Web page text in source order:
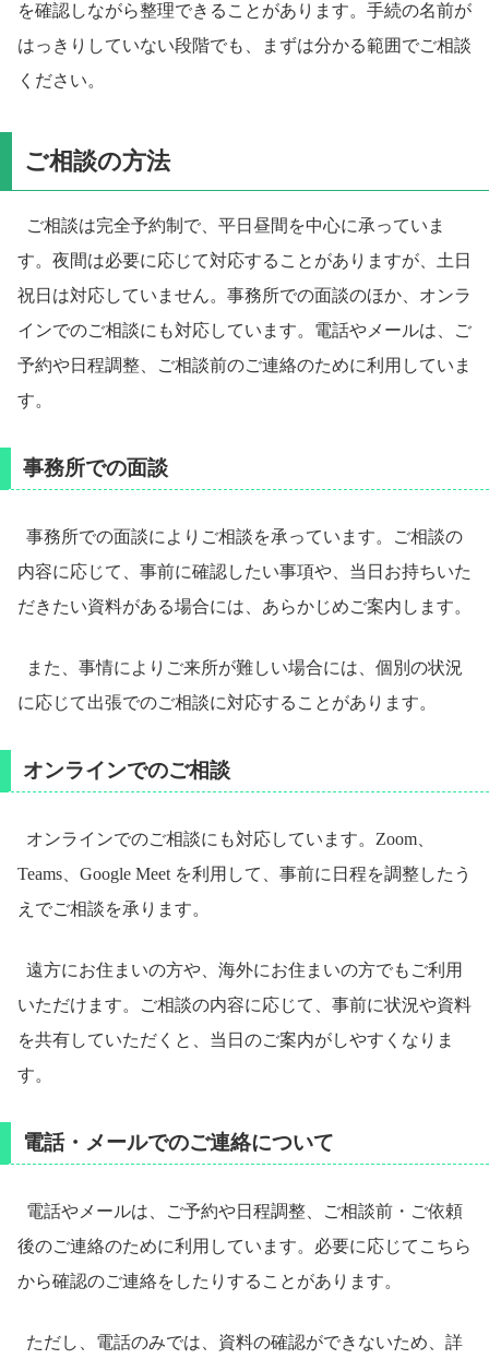
を確認しながら整理できることがあります。手続の名前が
はっきりしていない段階でも、まずは分かる範囲でご相談
ください。
ご相談の方法
ご相談は完全予約制で、平日昼間を中心に承っていま
す。夜間は必要に応じて対応することがありますが、土日
祝日は対応していません。事務所での面談のほか、オンラ
インでのご相談にも対応しています。電話やメールは、ご
予約や日程調整、ご相談前のご連絡のために利用していま
す。
事務所での面談
事務所での面談によりご相談を承っています。ご相談の
内容に応じて、事前に確認したい事項や、当日お持ちいた
だきたい資料がある場合には、あらかじめご案内します。
また、事情によりご来所が難しい場合には、個別の状況
に応じて出張でのご相談に対応することがあります。
オンラインでのご相談
オンラインでのご相談にも対応しています。Zoom、
Teams、Google Meet を利用して、事前に日程を調整したう
えでご相談を承ります。
遠方にお住まいの方や、海外にお住まいの方でもご利用
いただけます。ご相談の内容に応じて、事前に状況や資料
を共有していただくと、当日のご案内がしやすくなりま
す。
電話・メールでのご連絡について
電話やメールは、ご予約や日程調整、ご相談前・ご依頼
後のご連絡のために利用しています。必要に応じてこちら
から確認のご連絡をしたりすることがあります。
ただし、電話のみでは、資料の確認ができないため、詳